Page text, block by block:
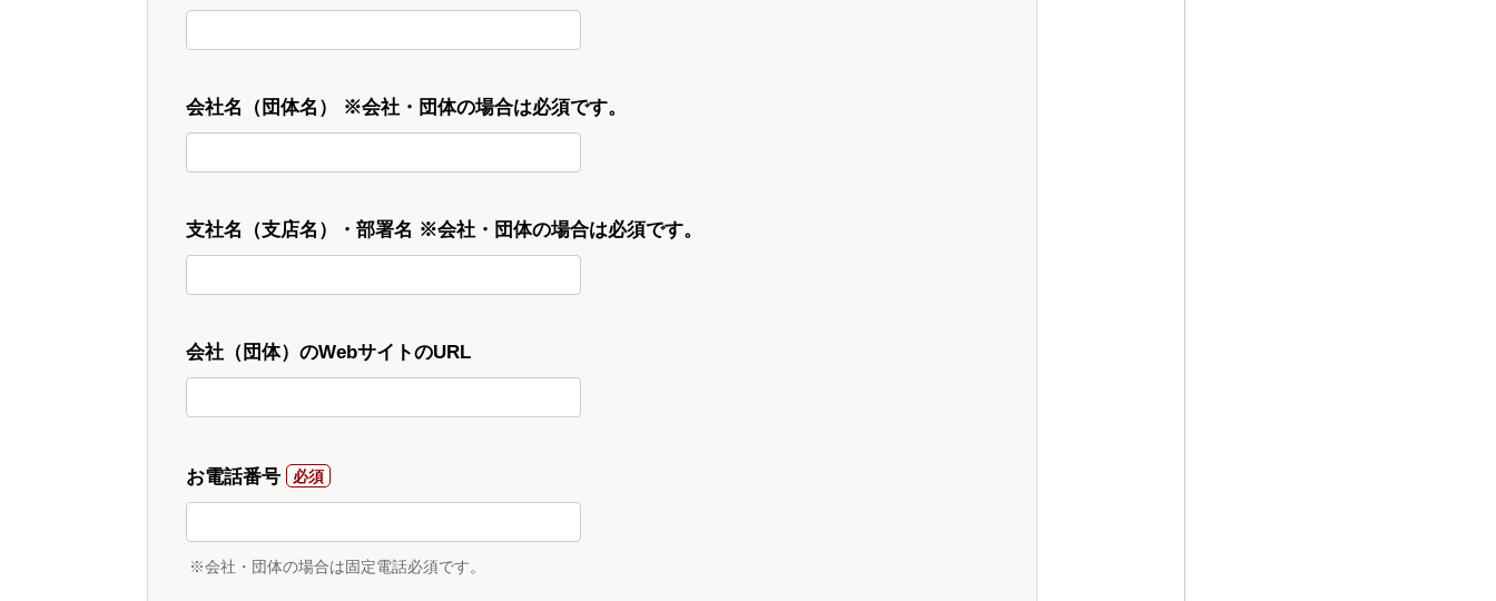
会社名（団体名） ※会社・団体の場合は必須です。
支社名（支店名）・部署名 ※会社・団体の場合は必須です。
会社（団体）のWebサイトのURL
お電話番号
※会社・団体の場合は固定電話必須です。